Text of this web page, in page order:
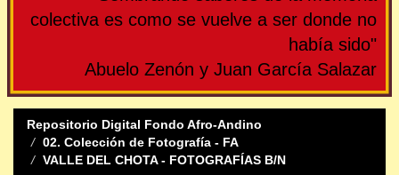
colectiva es como se vuelve a ser donde no
había sido"
Abuelo Zenón y Juan García Salazar
Repositorio Digital Fondo Afro-Andino
02. Colección de Fotografía - FA
VALLE DEL CHOTA - FOTOGRAFÍAS B/N